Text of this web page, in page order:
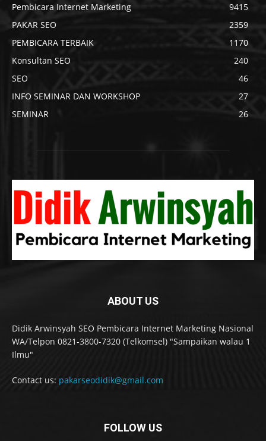
Pembicara Internet Marketing
9415
PAKAR SEO
2359
PEMBICARA TERBAIK
1170
Konsultan SEO
240
SEO
46
INFO SEMINAR DAN WORKSHOP
27
SEMINAR
26
ABOUT US
Didik Arwinsyah SEO Pembicara Internet Marketing Nasional
WA/Telpon 0821-3800-7320 (Telkomsel) "Sampaikan walau 1
Ilmu"
Contact us: pakarseodidik@gmail.com
FOLLOW US